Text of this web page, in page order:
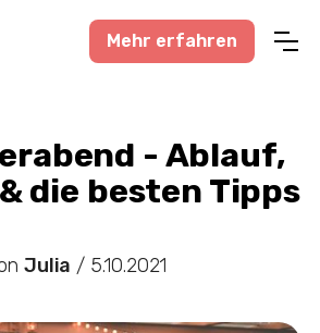
Amateursport
Feuerwehr-News
Business-Welt
Mehr erfahren
- Ablauf,
die besten Tipps
Julia / 5.10.2021